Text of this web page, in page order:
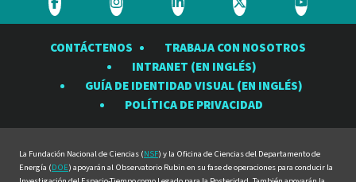
Visite
Observatorio
Visite
Observatorio
Rubin
en
Visite
Observatorio
Rubin
en
Visite
Observatorio
Rubin
en
Visite
Rubin
en
CONTÁCTENOS
TRABAJA CON NOSOTROS
INTRANET (EN INGLÉS)
GUÍA DE IDENTIDAD VISUAL (EN INGLÉS)
POLÍTICA DE PRIVACIDAD
La Fundación Nacional de Ciencias (NSF) y la Oficina de Ciencias del Departamento de
Energía (DOE) apoyarán al Observatorio Rubin en su fase de operaciones para conducir la